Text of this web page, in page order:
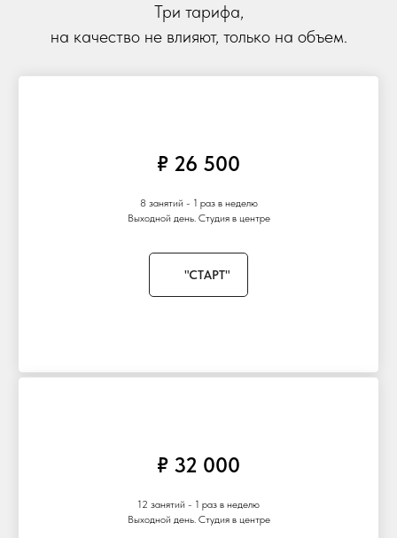
Три тарифа,
на качество не влияют, только на объем.
₽ 26 500
8 занятий - 1 раз в неделю
Выходной день. Студия в центре
"СТАРТ"
₽ 32 000
12 занятий - 1 раз в неделю
Выходной день. Студия в центре